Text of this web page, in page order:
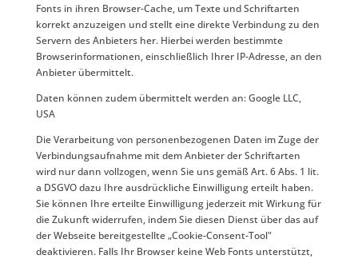
Fonts in ihren Browser-Cache, um Texte und Schriftarten
korrekt anzuzeigen und stellt eine direkte Verbindung zu den
Servern des Anbieters her. Hierbei werden bestimmte
Browserinformationen, einschließlich Ihrer IP-Adresse, an den
Anbieter übermittelt.
Daten können zudem übermittelt werden an: Google LLC,
USA
Die Verarbeitung von personenbezogenen Daten im Zuge der
Verbindungsaufnahme mit dem Anbieter der Schriftarten
wird nur dann vollzogen, wenn Sie uns gemäß Art. 6 Abs. 1 lit.
a DSGVO dazu Ihre ausdrückliche Einwilligung erteilt haben.
Sie können Ihre erteilte Einwilligung jederzeit mit Wirkung für
die Zukunft widerrufen, indem Sie diesen Dienst über das auf
der Webseite bereitgestellte „Cookie-Consent-Tool"
deaktivieren. Falls Ihr Browser keine Web Fonts unterstützt,